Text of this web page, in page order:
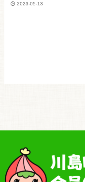
2023-05-13